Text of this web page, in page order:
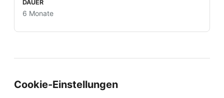
6 Monate
Cookie-Einstellungen